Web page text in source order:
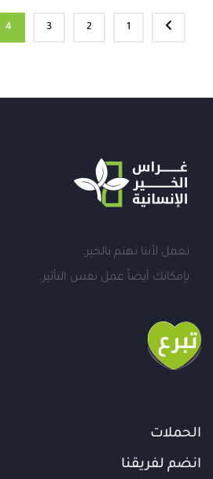
1
2
3
4
نعمل لأننا نهتم بالخير.
بإمكانك أيضاً عمل نفس التأثير.
الحملات
انضم لفريقنا